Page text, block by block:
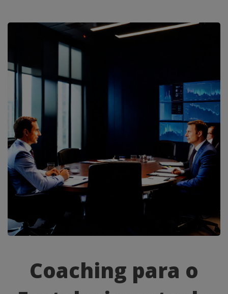
Coaching
para
Coaching para o